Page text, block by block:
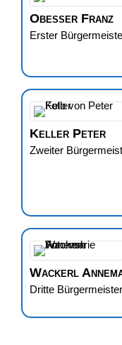
Obesser Franz
Erster
Keller Peter
Zweiter
Wackerl
Dritte